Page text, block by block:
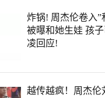
炸锅! 周杰伦卷入”
被曝和她生娃 孩
凌回应!
越传越疯！周杰伦